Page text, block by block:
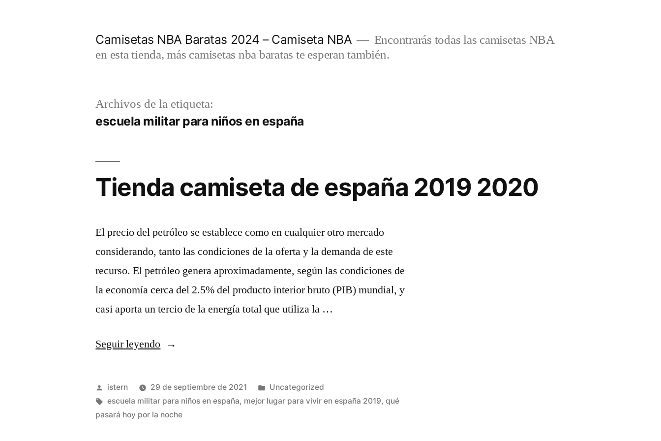
Camisetas NBA Baratas 2024 – Camiseta NBA
Encontrarás todas las camisetas NBA
en esta tienda, más camisetas nba baratas te esperan también.
Archivos de la etiqueta:
escuela militar para niños en españa
Tienda camiseta de españa 2019 2020
El precio del petróleo se establece como en cualquier otro mercado
considerando, tanto las condiciones de la oferta y la demanda de este
recurso. El petróleo genera aproximadamente, según las condiciones de
la economía cerca del 2.5% del producto interior bruto (PIB) mundial, y
casi aporta un tercio de la energía total que utiliza la …
Seguir leyendo«Tienda
de
españa
2019
Publicado
por
istern 29 de septiembre de 2021
Publicado
en
Uncategorized
Etiquetas:
escuela militar para niños en españa, mejor lugar para vivir en españa 2019,qué
pasará hoy por la noche